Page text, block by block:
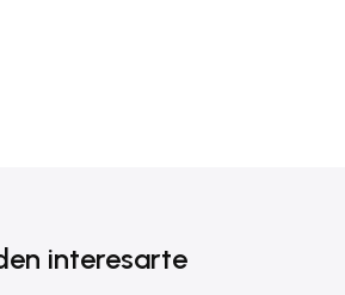
interesarte